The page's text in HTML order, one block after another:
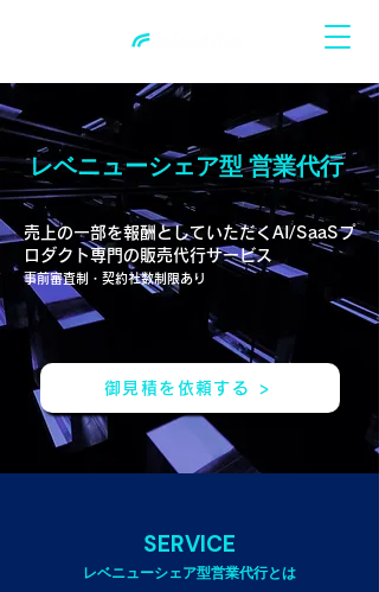
レベニューシェア型 営業代行
売上の一部を報酬としていただくAI/SaaSプ
ロダクト専門の販売代行サービス
事前審査制・契約社数制限あり
御見積を依頼する >
SERVICE
レベニューシェア型営業代行とは